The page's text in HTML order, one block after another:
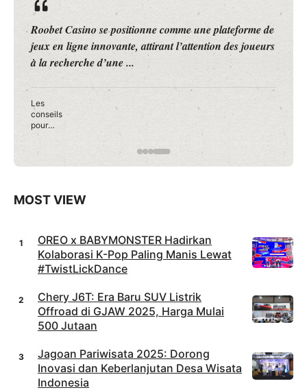
Roobet Casino se positionne comme une plateforme de
jeux en ligne innovante, attirant l’attention des joueurs
à la recherche d’une ...
Les
conseils
pour
débuter
e sur
MOST VIEW
OREO x BABYMONSTER Hadirkan
Kolaborasi K-Pop Paling Manis Lewat
#TwistLickDance
Chery J6T: Era Baru SUV Listrik
Offroad di GJAW 2025, Harga Mulai
500 Jutaan
Jagoan Pariwisata 2025: Dorong
Inovasi dan Keberlanjutan Desa Wisata
Indonesia